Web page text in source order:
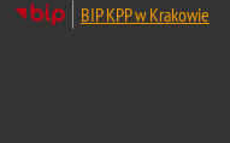
BIP KPP w Krakowie